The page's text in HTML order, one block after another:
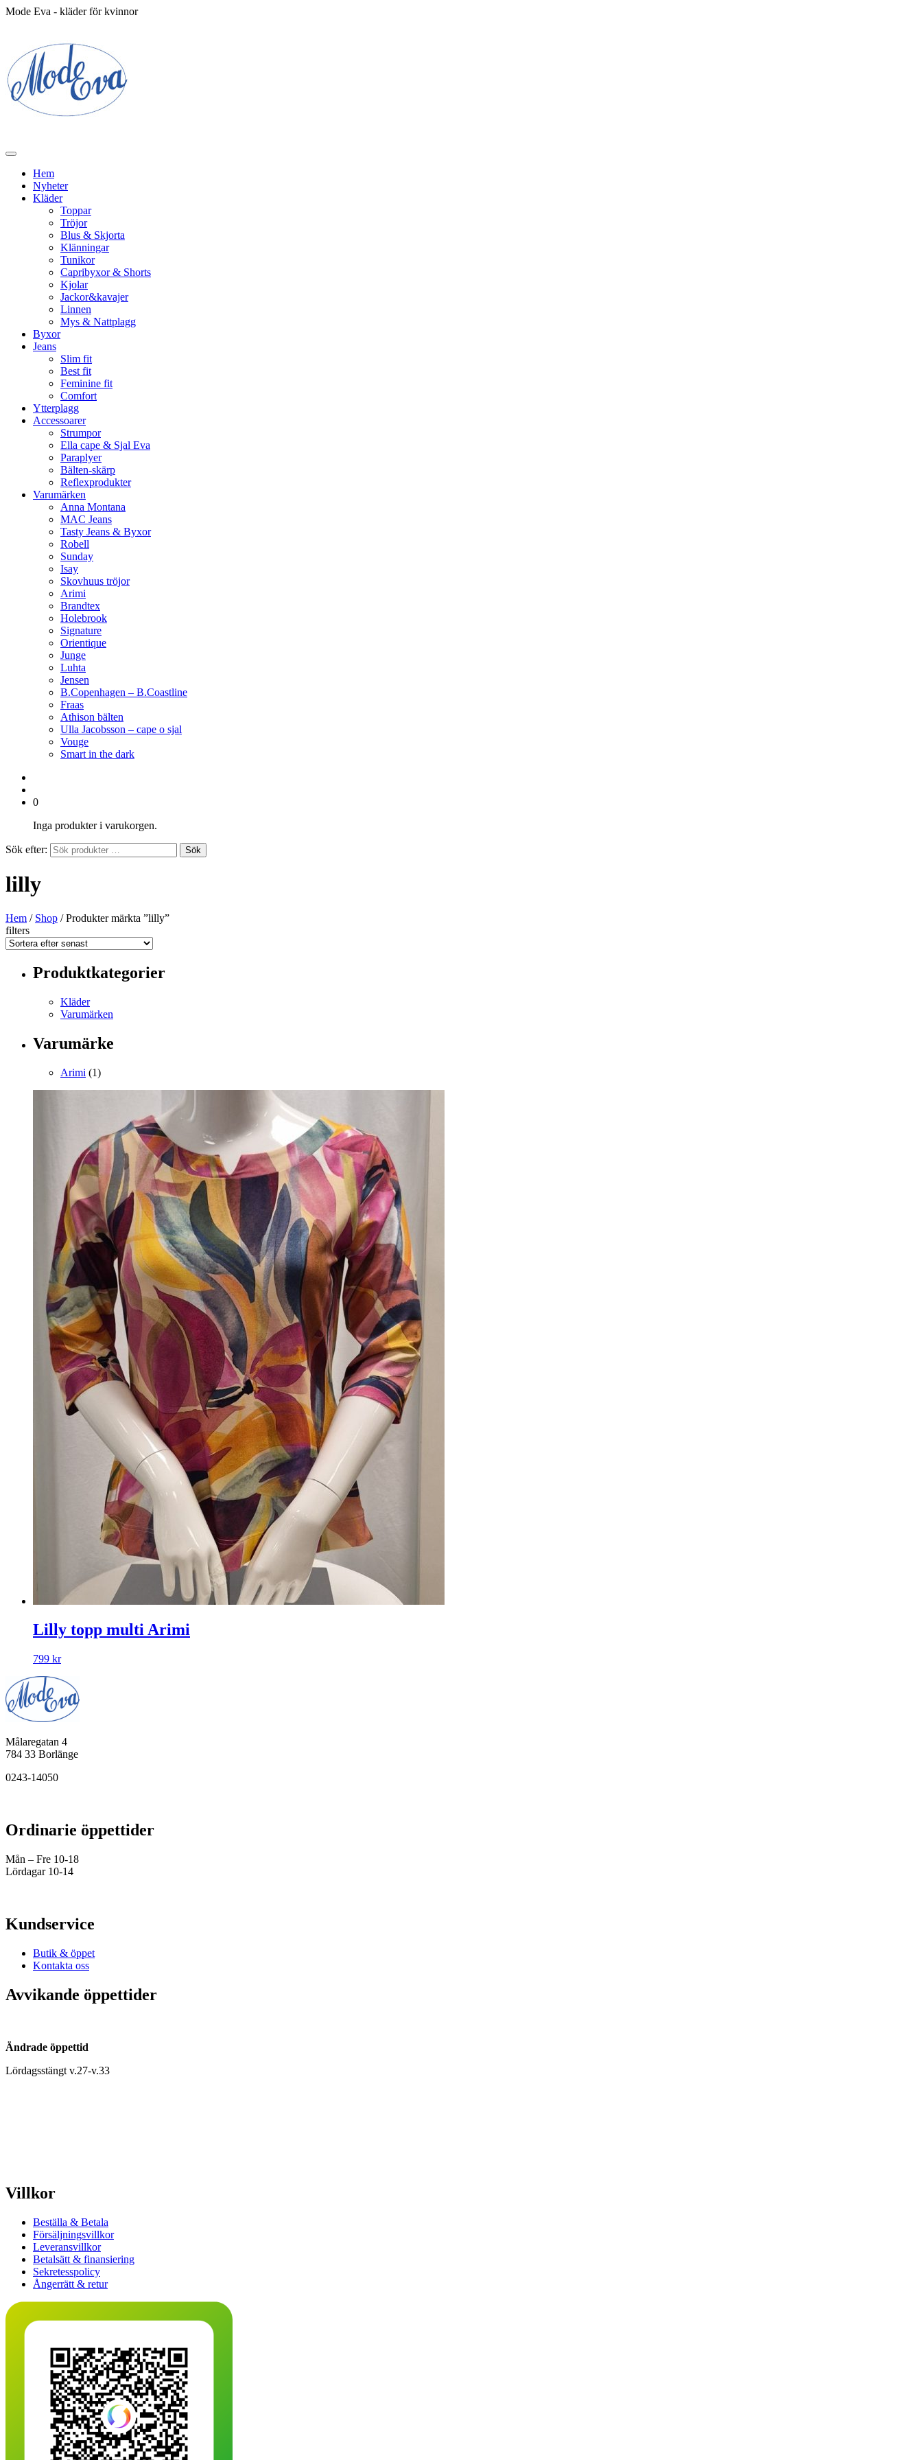
Mode Eva - kläder för kvinnor
Hem
Nyheter
Kläder
Toppar
Tröjor
Blus & Skjorta
Klänningar
Tunikor
Capribyxor & Shorts
Kjolar
Jackor&kavajer
Linnen
Mys & Nattplagg
Byxor
Jeans
Slim fit
Best fit
Feminine fit
Comfort
Ytterplagg
Accessoarer
Strumpor
Ella cape & Sjal Eva
Paraplyer
Bälten-skärp
Reflexprodukter
Varumärken
Anna Montana
MAC Jeans
Tasty Jeans & Byxor
Robell
Sunday
Isay
Skovhuus tröjor
Arimi
Brandtex
Holebrook
Signature
Orientique
Junge
Luhta
Jensen
B.Copenhagen – B.Coastline
Fraas
Athison bälten
Ulla Jacobsson – cape o sjal
Vouge
Smart in the dark
0
Inga produkter i varukorgen.
Sök efter: Sök
lilly
Hem / Shop / Produkter märkta ”lilly”
filters
Produktkategorier
Kläder
Varumärken
Varumärke
Arimi (1)
Lilly topp multi Arimi
799 kr
Målaregatan 4
784 33 Borlänge
0243-14050
Ordinarie öppettider
Mån – Fre 10-18
Lördagar 10-14
Kundservice
Butik & öppet
Kontakta oss
Avvikande öppettider
Ändrade öppettid
Lördagsstängt v.27-v.33
Villkor
Beställa & Betala
Försäljningsvillkor
Leveransvillkor
Betalsätt & finansiering
Sekretesspolicy
Ångerrätt & retur